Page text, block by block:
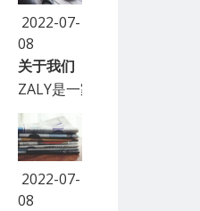
2022-07-
08
关于我们
ZALY是一家专业生产和销
2022-07-
08